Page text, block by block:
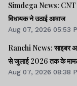
Simdega News: CNT
विधायक ने उठाई आवाज
Aug 07, 2026 05:53
Ranchi News: साइबर
से जुलाई 2026 तक के मामलों
Aug 07, 2026 08:38